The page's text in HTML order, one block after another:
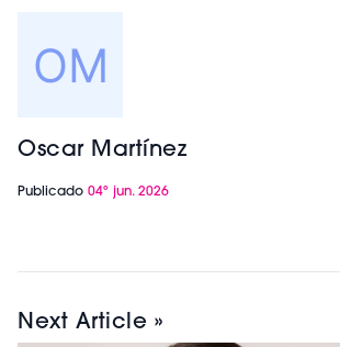
Oscar Martínez
Publicado 04º jun. 2026
Next Article »